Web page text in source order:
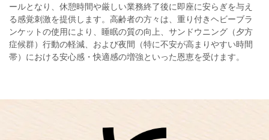
ールとなり、休憩時間や厳しい業務終了後に即座に安らぎを与え
る感覚刺激を提供します。高齢者の方々は、重り付きヘビーブラ
ンケットの使用により、睡眠の質の向上、サンドウニング（夕方
症候群）行動の軽減、および夜間（特に不安が高まりやすい時間
帯）における安心感・快適感の増強といった恩恵を受けます。